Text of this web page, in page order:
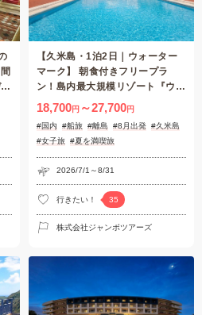
【久米島・1泊2日｜ウォーター
マーク】 朝食付きフリープラ
ン！島内最大規模リゾート『ウォ
ーターマークホテル沖縄久米アイ
ランド』（7月〜8月出発限定）
18,700円～27,700円
#国内
#船旅 #離島 #8月出発 #久米島
#女子旅 #夏を満喫旅
2026/7/1～8/31
行きたい！ 35
株式会社ジャンボツアーズ